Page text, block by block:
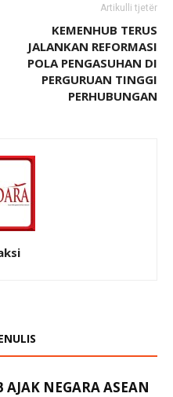
Artikulli tjetër
KEMENHUB TERUS
JALANKAN REFORMASI
POLA PENGASUHAN DI
PERGURUAN TINGGI
PERHUBUNGAN
AJAK NEGARA ASEAN